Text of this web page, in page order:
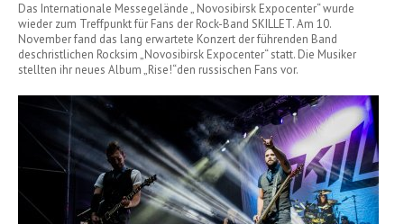
Das Internationale Messegelände „ Novosibirsk Expocenter“ wurde
wieder zum Treffpunkt für Fans der Rock-Band SKILLET. Am 10.
November fand das lang erwartete Konzert der führenden Band
deschristlichen Rocksim „Novosibirsk Expocenter“ statt. Die Musiker
stellten ihr neues Album „Rise!“den russischen Fans vor.